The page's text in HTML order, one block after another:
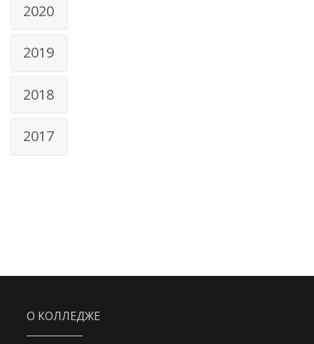
2020
2019
2018
2017
О КОЛЛЕДЖЕ